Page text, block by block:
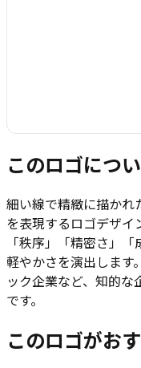
このロゴにつ
細い線で精緻に描かれ
を表現するロゴデザイ
「秩序」「精密さ」
軽やかさを演出します
ック企業など、知的
です。
このロゴがお